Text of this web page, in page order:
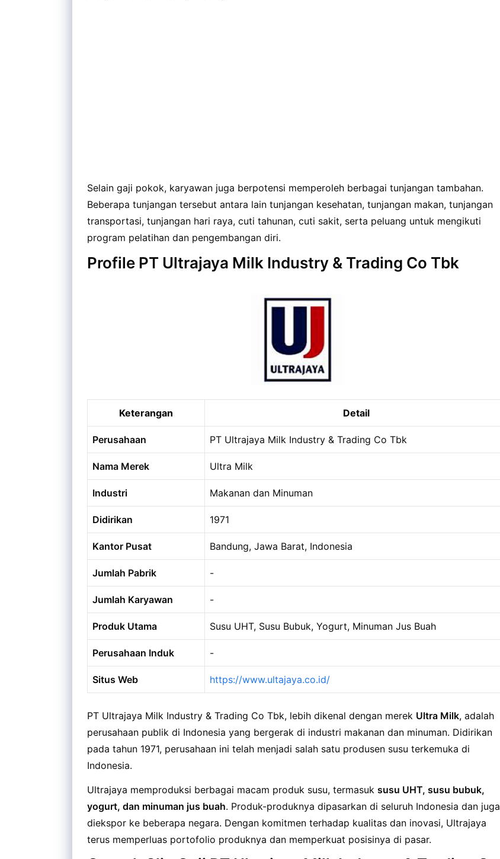
Selain gaji pokok, karyawan juga berpotensi memperoleh berbagai tunjangan tambahan.
Beberapa tunjangan tersebut antara lain tunjangan kesehatan, tunjangan makan, tunjangan
transportasi, tunjangan hari raya, cuti tahunan, cuti sakit, serta peluang untuk mengikuti
program pelatihan dan pengembangan diri.
Profile PT Ultrajaya Milk Industry & Trading Co Tbk
Keterangan Detail
Perusahaan PT Ultrajaya Milk Industry & Trading Co Tbk
Nama Merek Ultra Milk
Industri Makanan dan Minuman
Didirikan 1971
Kantor Pusat Bandung, Jawa Barat, Indonesia
Jumlah Pabrik -
Jumlah Karyawan -
Produk Utama Susu UHT, Susu Bubuk, Yogurt, Minuman Jus Buah
Perusahaan Induk -
Situs Web https://www.ultajaya.co.id/
PT Ultrajaya Milk Industry & Trading Co Tbk, lebih dikenal dengan merek Ultra Milk, adalah
perusahaan publik di Indonesia yang bergerak di industri makanan dan minuman. Didirikan
pada tahun 1971, perusahaan ini telah menjadi salah satu produsen susu terkemuka di
Indonesia.
Ultrajaya memproduksi berbagai macam produk susu, termasuk susu UHT, susu bubuk,
yogurt, dan minuman jus buah. Produk-produknya dipasarkan di seluruh Indonesia dan juga
diekspor ke beberapa negara. Dengan komitmen terhadap kualitas dan inovasi, Ultrajaya
terus memperluas portofolio produknya dan memperkuat posisinya di pasar.